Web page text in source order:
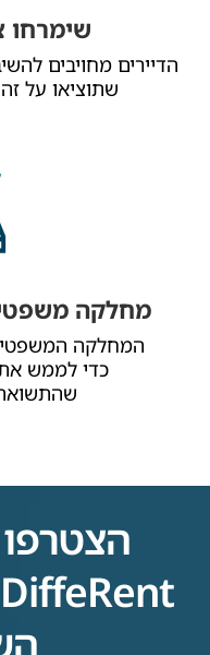
שימרחו
הדיירים מחויבים
שתוציאו על
מחלקה
המחלקה
כדי לממש